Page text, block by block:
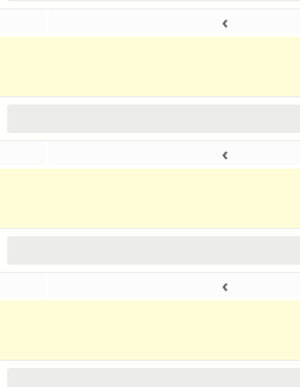
‹
‹
‹